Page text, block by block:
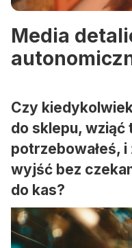
Media
Czy
do sklepu, wziąć
potrzebowałeś, i
wyjść bez
do kas?